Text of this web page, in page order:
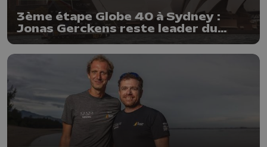
3ème étape Globe 40 à Sydney :
Jonas Gerckens reste leader du
classement général